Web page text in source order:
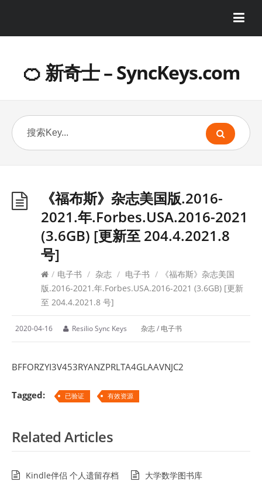
🍊 新奇士 – SyncKeys.com
《福布斯》杂志美国版.2016-
2021.年.Forbes.USA.2016-2021
(3.6GB) [更新至 204.4.2021.8
号]
/ 电子书 / 杂志 / 电子书 /
《福布斯》杂志美国
版.2016-2021.年.Forbes.USA.2016-2021 (3.6GB) [更新
至 204.4.2021.8 号]
2020-04-16 Resilio Sync Keys 杂志/ 电子书
BFFORZYI3V453RYANZPRLTA4GLAAVNJC2
Tagged: 已验证 有效资源
Related Articles
Kindle伴侣 个人遗留存档
大学数学图书库